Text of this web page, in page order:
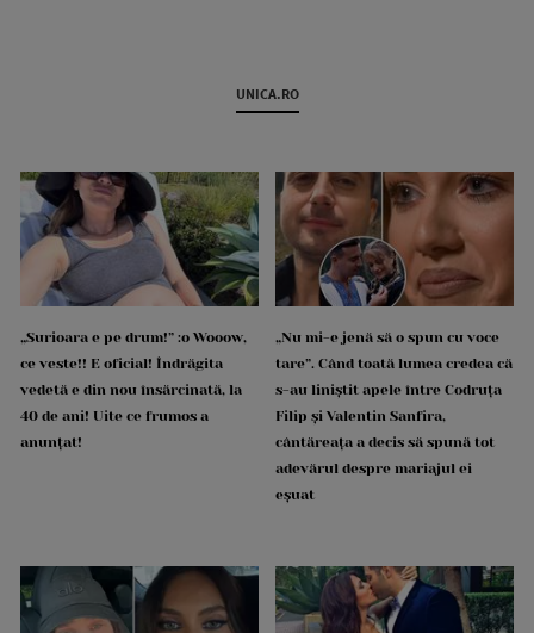
UNICA.RO
„Surioara e pe drum!” :o Wooow,
ce veste!! E oficial! Îndrăgita
vedetă e din nou însărcinată, la
40 de ani! Uite ce frumos a
anunțat!
„Nu mi-e jenă să o spun cu voce
tare”. Când toată lumea credea că
s-au liniștit apele între Codruța
Filip și Valentin Sanfira,
cântăreața a decis să spună tot
adevărul despre mariajul ei
eșuat